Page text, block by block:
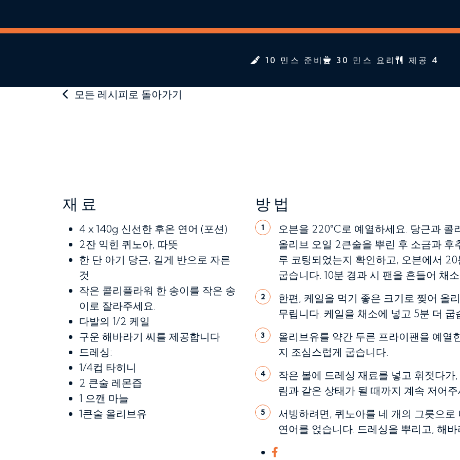
10 민스 준비 30 민스 요리 제공 4
모든 레시피로 돌아가기
재료
4 x 140g 신선한 후온 연어 (포션)
2잔 익힌 퀴노아, 따뜻
한 단 아기 당근, 길게 반으로 자른
것
작은 콜리플라워 한 송이를 작은 송
이로 잘라주세요.
다발의 1/2 케일
구운 해바라기 씨를 제공합니다
드레싱:
1/4컵 타히니
2 큰술 레몬즙
1 으깬 마늘
1큰술 올리브유
방법
1
오븐을 220°C로 예열하세요. 당근과
올리브 오일 2큰술을 뿌린 후 소금과 후
루 코팅되었는지 확인하고, 오븐에서
굽습니다. 10분 경과 시 팬을 흔들어 채
2
한편, 케일을 먹기 좋은 크기로 찢어 올
무립니다. 케일을 채소에 넣고 5분 더 굽
3
올리브유를 약간 두른 프라이팬을 예열
지 조심스럽게 굽습니다.
4
작은 볼에 드레싱 재료를 넣고 휘젓다
림과 같은 상태가 될 때까지 계속 저어
5
서빙하려면, 퀴노아를 네 개의 그릇으
연어를 얹습니다. 드레싱을 뿌리고, 해